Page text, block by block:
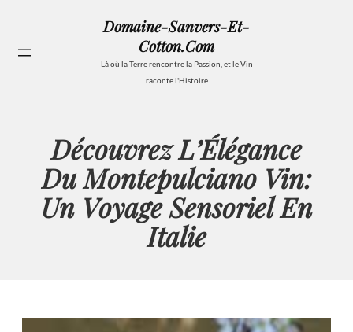
contenu
Domaine-Sanvers-Et-
Cotton.com
Là où la Terre rencontre la Passion, et le Vin
raconte l'Histoire
Découvrez L’Élégance
Du Montepulciano Vin:
Un Voyage Sensoriel En
Italie